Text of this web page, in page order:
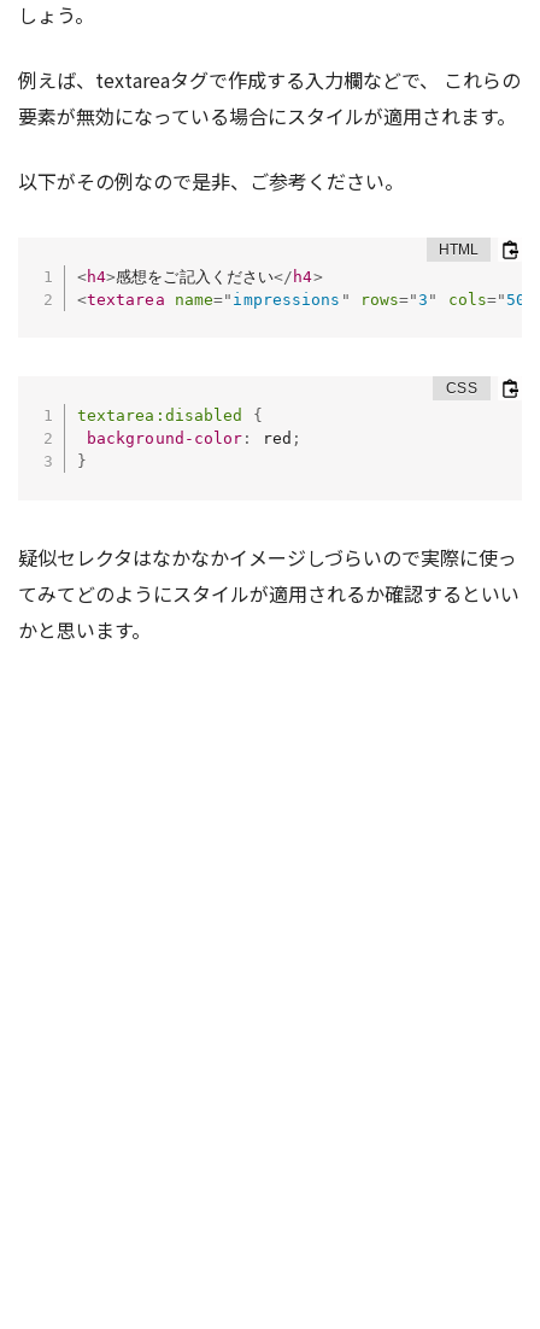
しょう。
例えば、textareaタグで作成する入力欄などで、 これらの
要素が無効になっている場合にスタイルが適用されます。
以下がその例なので是非、ご参考ください。
<h4>感想をご記入ください</ h4>
<textarea name=" impressions " rows="3 " cols=" 50
textarea:disabled
{
background-color : red ;
}
疑似セレクタはなかなかイメージしづらいので実際に使っ
てみてどのようにスタイルが適用されるか確認するといい
かと思います。